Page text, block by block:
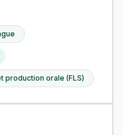
production orale (FLS)